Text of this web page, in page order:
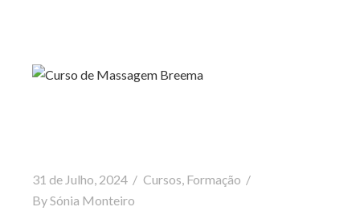
31 de Julho, 2024 Cursos, Formação
BySónia Monteiro